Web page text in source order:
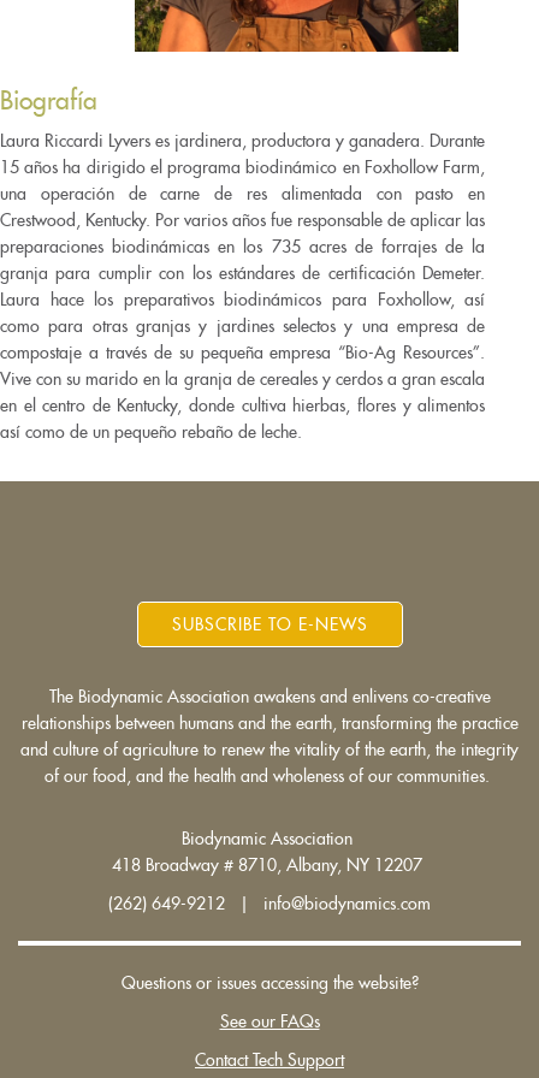
Biografía
Laura Riccardi Lyvers es jardinera, productora y ganadera. Durante
15 años ha dirigido el programa biodinámico en Foxhollow Farm,
una operación de carne de res alimentada con pasto en
Crestwood, Kentucky. Por varios años fue responsable de aplicar las
preparaciones biodinámicas en los 735 acres de forrajes de la
granja para cumplir con los estándares de certificación Demeter.
Laura hace los preparativos biodinámicos para Foxhollow, así
como para otras granjas y jardines selectos y una empresa de
compostaje a través de su pequeña empresa “Bio-Ag Resources”.
Vive con su marido en la granja de cereales y cerdos a gran escala
en el centro de Kentucky, donde cultiva hierbas, flores y alimentos
así como de un pequeño rebaño de leche.
SUBSCRIBE TO E-NEWS
The Biodynamic Association awakens and enlivens co-creative
relationships between humans and the earth, transforming the practice
and culture of agriculture to renew the vitality of the earth, the integrity
of our food, and the health and wholeness of our communities.
Biodynamic Association
418 Broadway # 8710, Albany, NY 12207
(262) 649-9212 | info@biodynamics.com
Questions or issues accessing the website?
See our FAQs
Contact Tech Support